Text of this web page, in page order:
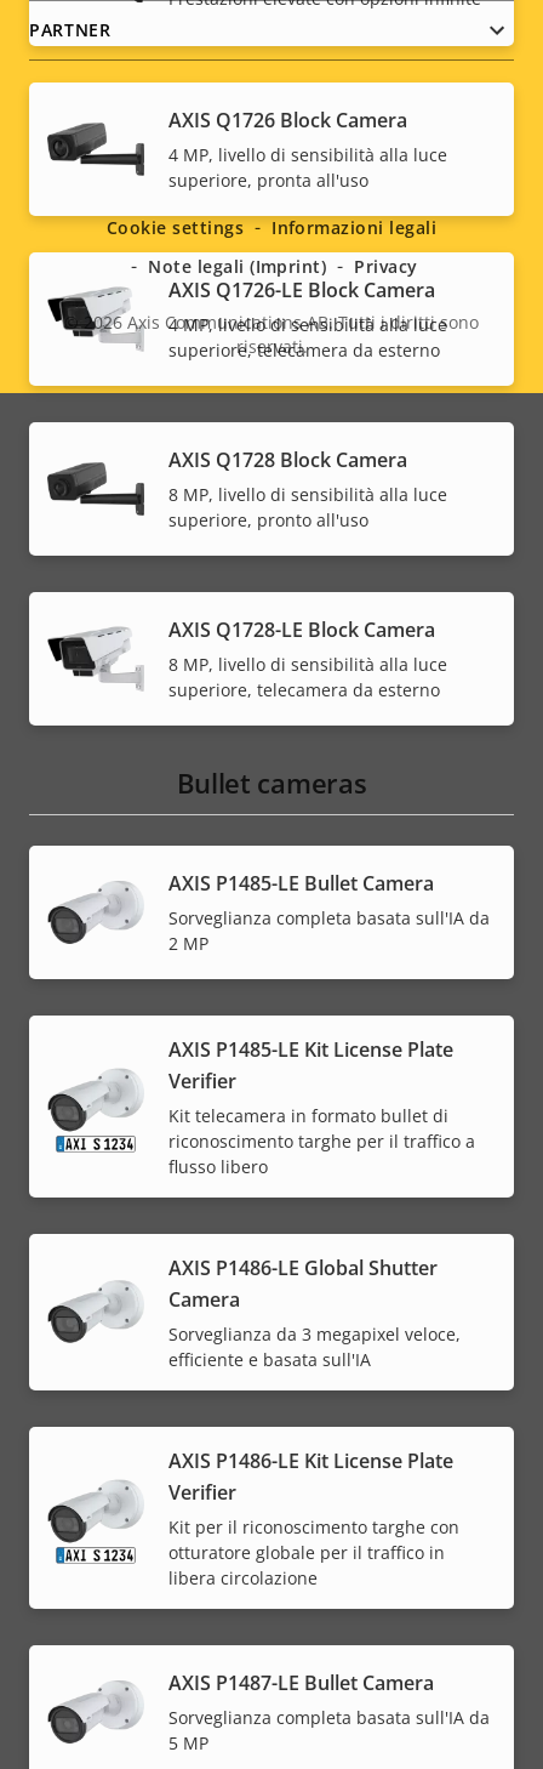
AXIS Q1726 Block Camera
4 MP, livello di sensibilità alla luce
superiore, pronta all'uso
AXIS Q1726-LE Block Camera
4 MP, livello di sensibilità alla luce
superiore, telecamera da esterno
AXIS Q1728 Block Camera
8 MP, livello di sensibilità alla luce
superiore, pronto all'uso
AXIS Q1728-LE Block Camera
8 MP, livello di sensibilità alla luce
superiore, telecamera da esterno
Bullet cameras
AXIS P1485-LE Bullet Camera
Sorveglianza completa basata sull'IA da
2 MP
AXIS P1485-LE Kit License Plate
Verifier
Kit telecamera in formato bullet di
riconoscimento targhe per il traffico a
flusso libero
AXIS P1486-LE Global Shutter
Camera
Sorveglianza da 3 megapixel veloce,
efficiente e basata sull'IA
AXIS P1486-LE Kit License Plate
Verifier
Kit per il riconoscimento targhe con
otturatore globale per il traffico in
libera circolazione
AXIS P1487-LE Bullet Camera
Sorveglianza completa basata sull'IA da
5 MP
PARTNER
Social
menu
menu
© 2026Axis Communications AB. Tutti i diritti sono
riservati.
Cookie settings
Informazioni legali
Note legali (Imprint)
Privacy